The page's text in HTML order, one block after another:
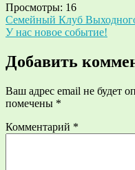
Просмотры: 16
Навигация
по
записям
Семейный Клуб
У нас новое событие!
Добавить
Ваш адрес email не будет
помечены *
Комментарий *